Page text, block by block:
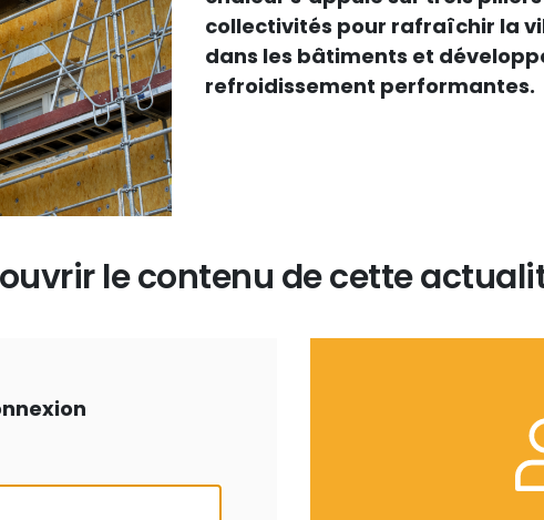
collectivités pour rafraîchir la
dans les bâtiments et
refroidissement performantes.
le contenu de cette